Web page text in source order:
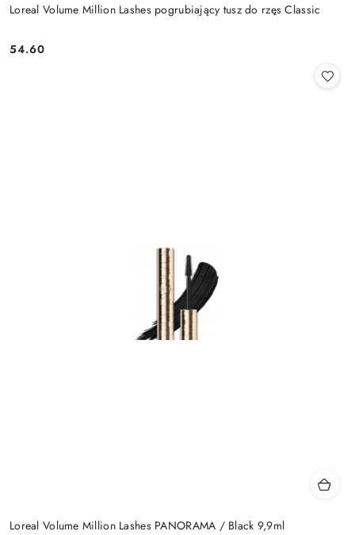
Loreal Volume Million Lashes pogrubiający tusz do rzęs Classic
Cena:
54.60
Loreal Volume Million Lashes PANORAMA / Black 9,9ml